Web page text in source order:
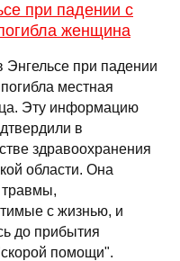
при падении с
женщина
Энгельсе при падении
местная
Эту информацию
в
здравоохранения
области. Она
травмы,
с жизнью, и
до прибытия
помощи".